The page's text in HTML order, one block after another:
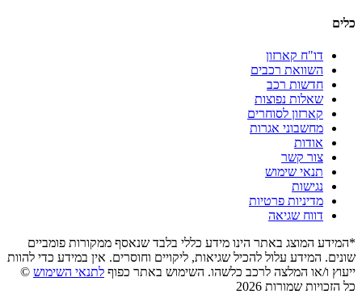
כלים
דו"ח קארזון
השוואת רכבים
חדשות רכב
שאלות נפוצות
קארזון לסוחרים
מחשבוני אגרות
אודות
צור קשר
תנאי שימוש
נגישות
מדיניות פרטיות
דווח שגיאה
*המידע המוצג באתר הינו מידע כללי בלבד שנאסף ממקורות פומביים
שונים. המידע עלול להכיל שגיאות, ליקויים וחוסרים. אין במידע כדי להוות
ייעוץ ו/או המלצה לרכב כלשהו. השימוש באתר כפוף לתנאי השימוש ©
כל הזכויות שמורות 2026